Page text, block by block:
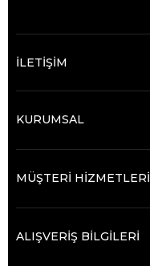
İLETİŞİM
KURUMSAL
MÜŞTERİ HİZMETLERİ
ALIŞVERİŞ BİLGİLERİ